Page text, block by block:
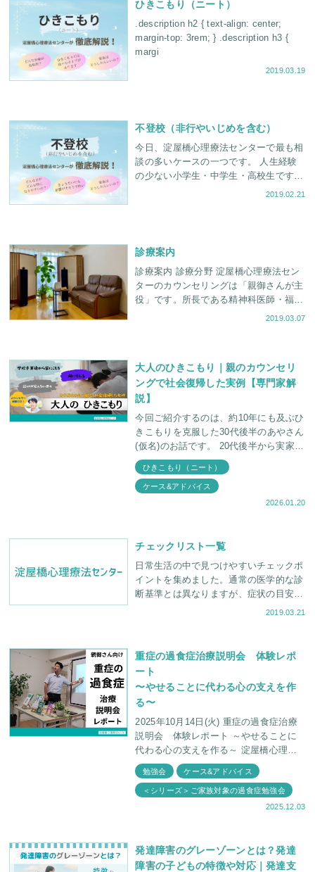
ひきこもり（ニート）
.description h2 { text-align: center;
margin-top: 3rem; } .description h3 {
margi
2019.03.19
不登校（非行やいじめを含む）
今日、淀屋橋心理療法センターで最も相
談の多いケースの一つです。 人生経験
の少ない小学生・中学生・高校生ですか
ら、ただ「見守る」「自主性を尊重す
2019.02.21
診療案内
診療案内 診療分野 淀屋橋心理療法セン
ターのカウンセリングは「親御さんが主
役」です。所長である精神科医師・福田
俊一と臨床心理士・福田俊介が得意分野
2019.03.07
大人のひきこもり｜親のカウンセリ
ングで社会復帰した実例【専門家解
説】
今回ご紹介するのは、約10年にも及ぶひ
きこもりを克服した30代後半のあやさん
(仮名)のお話です。 20代後半から実家に
ひきこもる 親に暴言を吐いたり、物を
投げたりする 娘のことを心配
ひきこもり（ニート）
ケース&アドバイス
2026.01.20
チェックリスト一覧
日常生活の中で見つけやすいチェックポ
イントを集めました。通常の医学的な診
断基準とは異なりますが、症状の目安に
2019.03.21
重症の過食症治療説明会 体験レポ
ート
〜やせることに代わる心の支えを作
る〜
2025年10月14日(火) 重症の過食症治療
説明会 体験レポート ～やせることに
代わる心の支えを作る～ 淀屋橋心理療
法センターでは臨床心理士・福田俊介と
精神科医・福田俊一とともに、ゲー
勉強会 ケース&アドバイス
＜シリーズ＞ご家族対象の過食症勉強会
2025.12.03
発達障害のグレーゾーンとは？発達
障害の子どもの特徴や対応｜発達支